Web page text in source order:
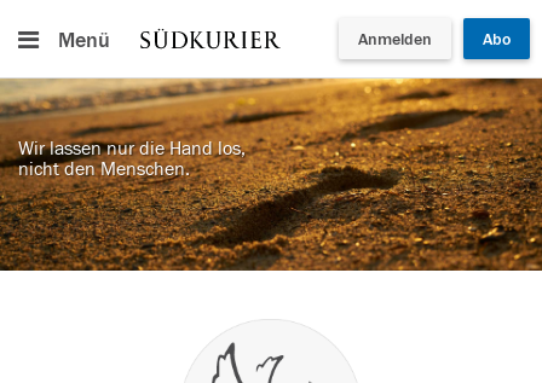
Menü Anmelden Abo
Wir lassen nur die Hand los,
nicht den Menschen.